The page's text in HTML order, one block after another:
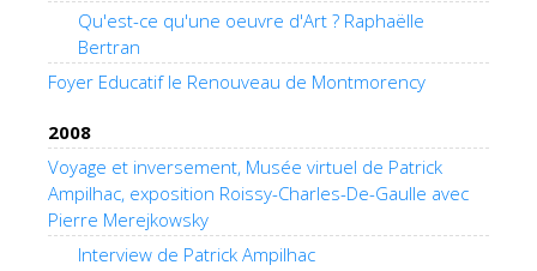
Qu'est-ce qu'une oeuvre d'Art ? Raphaëlle
Bertran
Foyer Educatif le Renouveau de Montmorency
2008
Voyage et inversement, Musée virtuel de Patrick
Ampilhac, exposition Roissy-Charles-De-Gaulle avec
Pierre Merejkowsky
Interview de Patrick Ampilhac